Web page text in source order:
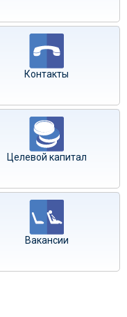
Контакты
Целевой капитал
Вакансии